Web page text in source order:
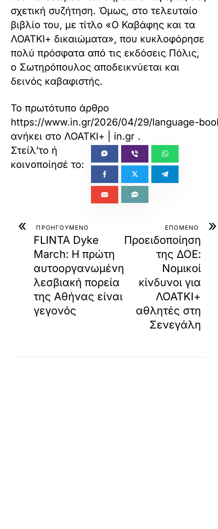
σχετική συζήτηση. Όμως, στο τελευταίο
βιβλίο του, με τίτλο «Ο Καβάφης και τα
ΛΟΑΤΚΙ+ δικαιώματα», που κυκλοφόρησε
πολύ πρόσφατα από τις εκδόσεις Πόλις,
ο Σωτηρόπουλος αποδεικνύεται και
δεινός καβαφιστής.
Το πρωτότυπο άρθρο
https://www.in.gr/2026/04/29/language-
ανήκει στο ΛΟΑΤΚΙ+ | in.gr .
« ΠΡΟΗΓΟΥΜΕΝΟ
FLINTA Dyke
March: Η πρώτη
αυτοοργανωμένη
λεσβιακή πορεία
της Αθήνας είναι
γεγονός
»
ΕΠΟΜΕΝΟ
Προειδοποίηση
της ΔΟΕ:
Νομικοί
κίνδυνοι για
ΛΟΑΤΚΙ+
αθλητές στη
Σενεγάλη